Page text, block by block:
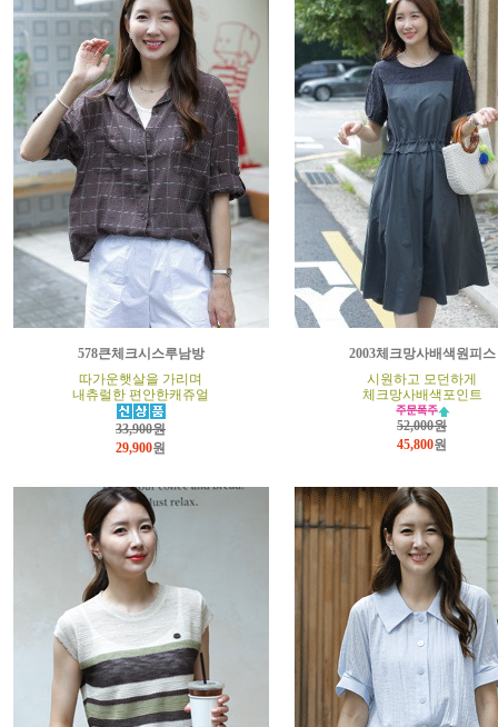
578큰체크시스루남방
따가운햇살을 가리며
내츄럴한 편안한캐쥬얼
33,900원
29,900원
2003체크망사배색원피스
시원하고 모던하게
체크망사배색포인트
52,000원
45,800원